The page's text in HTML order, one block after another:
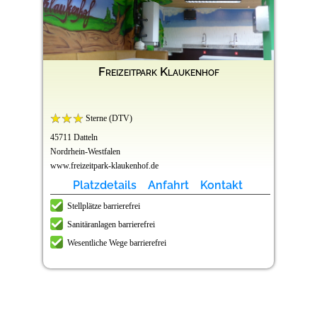
Freizeitpark Klaukenhof
Sterne (DTV)
45711 Datteln
Nordrhein-Westfalen
www.freizeitpark-klaukenhof.de
Platzdetails Anfahrt Kontakt
Stellplätze barrierefrei
Sanitäranlagen barrierefrei
Wesentliche Wege barrierefrei